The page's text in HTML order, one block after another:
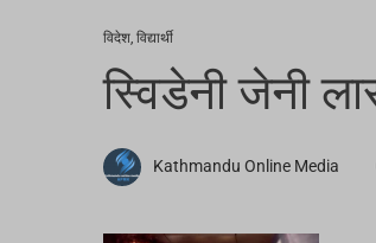
विदेश, विद्यार्थी
स्विडेनी जेनी
Kathmandu Online Media